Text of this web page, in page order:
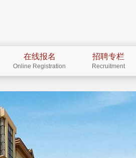
在线报名
Online Registration
招聘专栏
Recruitment